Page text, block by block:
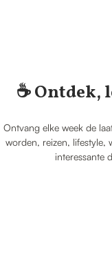
☕️ Ontdek,
Ontvang elke week de
worden, reizen, lifestyle,
interessante